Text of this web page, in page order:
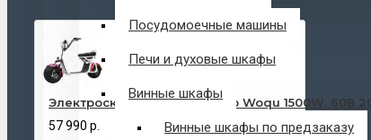
Посудомоечные машины
Печи и духовые шкафы
Винные шкафы
Винные шкафы по предзаказу
Электроскутер SEEV Citycoco Woqu 1500W, 60В
57 990 р.